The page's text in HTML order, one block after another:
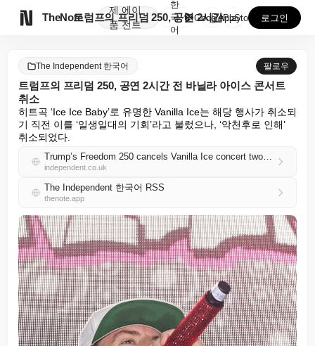
TheNote
제
품
에이
전트
트럼프의 프리덤 250, 공연 2시간 전 바닐라 아이스...
한
국
어
GooglePlay
AppStore 로그인
The Independent 한국어 팔로우
트럼프의 프리덤 250, 공연 2시간 전 바닐라 아이스 콘서트
취소
히트곡 ‘Ice Ice Baby’로 유명한 Vanilla Ice는 해당 행사가 취소되
기 직전 이를 ‘일생일대의 기회’라고 불렀으나, ‘악천후로 인해’
취소되었다.
Trump’s Freedom 250 cancels Vanilla Ice concert two hours before showtime
independent.co.uk
The Independent 한국어 RSS
thenote.app